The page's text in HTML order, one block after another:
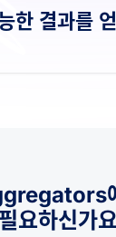
한 결과를
요하신가